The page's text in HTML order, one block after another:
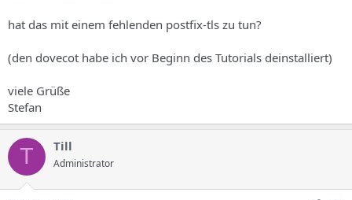
hat das mit einem fehlenden postfix-tls zu tun?
(den dovecot habe ich vor Beginn des Tutorials deinstalliert)
viele Grüße
Stefan
T Till
Administrator